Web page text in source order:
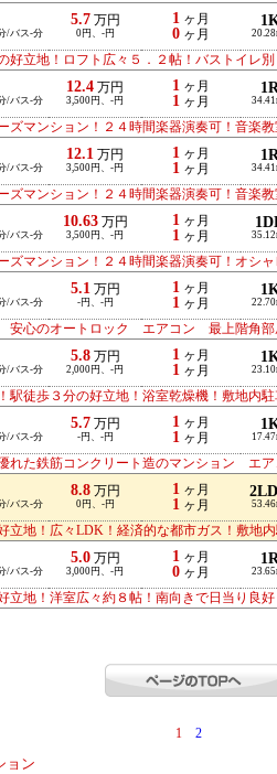
/バス-分
5.7万円
0円、-円
1 ヶ月
0 ヶ月
立地！ロフト広々５．２帖！バストイレ別
/バス-分
12.4 万円
3,500円、-円
1 ヶ月
1 ヶ月
マンション！２４時間楽器演奏可！音楽
/バス-分
12.1 万円
3,500円、-円
1 ヶ月
1 ヶ月
マンション！２４時間楽器演奏可！音楽
/バス-分
10.63万円
3,500円、-円
1 ヶ月
1 ヶ月
マンション！２４時間楽器演奏可！オシ
/バス-分
5.1 万円
-円、-円
1 ヶ月
1 ヶ月
安心のオートロック エアコン 最上階角部
/バス-分
5.8万円
2,000円、-円
1 ヶ月
1 ヶ月
徒歩３分の好立地！浴室乾燥機！敷地内
/バス-分
5.7万円
-円、-円
1 ヶ月
1 ヶ月
れた鉄筋コンクリート造のマンション エ
/バス-分
8.8万円
0円、-円
1 ヶ月
1 ヶ月
地！広々LDK！経済的な都市ガス！敷地
/バス-分
5.0万円
3,000円、-円
1 ヶ月
0 ヶ月
地！洋室広々約８帖！南向きで日当り良好
1 2
ョン